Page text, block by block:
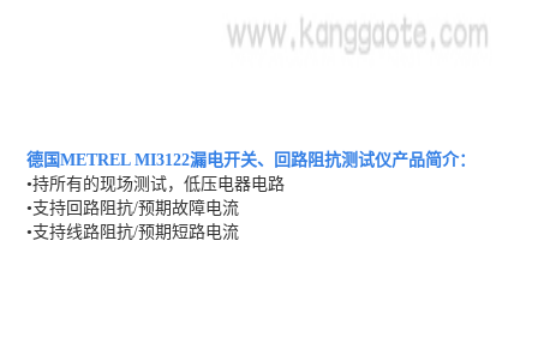
德国METREL MI3122漏电开关、回路阻抗测试仪产品简介：
•持所有的现场测试，低压电器电路
•支持回路阻抗/预期故障电流
•支持线路阻抗/预期短路电流